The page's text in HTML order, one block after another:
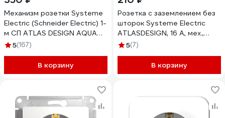
Механизм розетки Systeme
Electric (Schneider Electric) 1-
м СП ATLAS DESIGN AQUA
16А IP44 бел. 1240175
5(167)
В корзину
Розетка с заземлением без
шторок Systeme Electric
ATLASDESIGN, 16 А, мех.,
быстрозажимная клемма,
5(7)
В корзину